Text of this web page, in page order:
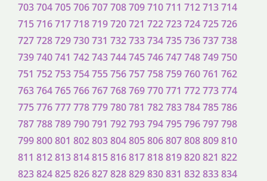
703704705706707708709710711 712713714
715716717718719720721 722723724725726
727728729730731 732733734735736737738
739740741 742743744745746747748749750
751 752753754755756757758759760761 762
763764765766767768769770771 772773774
775776777778779780781 782783784785786
787788789790791 792793794795796797798
799800801 802803804805806807808809810
811 812813814815816817818819820821 822
823824825826827828829830831 832833834